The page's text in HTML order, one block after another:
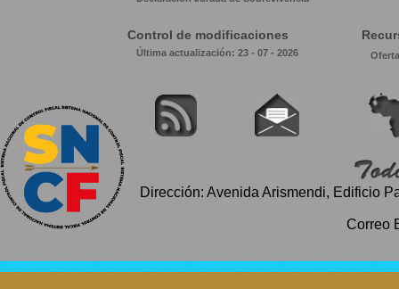
Control de modificaciones
Última actualización: 23 - 07 - 2026
Dirección: Avenida Arismendi, Edificio
Correo